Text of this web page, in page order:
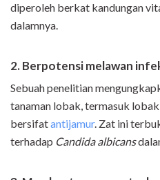
diperoleh berkat kandungan
dalamnya.
2. Berpotensi melawan
Sebuah penelitian
tanaman lobak, termasuk
bersifatantijamur. Zat ini
terhadap Candida albicans